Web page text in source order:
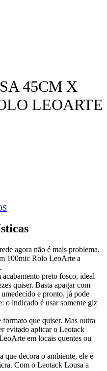
45CM X
LEOARTE
agora não é mais problema.
100mic Rolo LeoArte a
preto fosco, ideal
quiser. Basta apagar com
e pronto, já pode
o indicado é usar somente giz
que quiser. Mas outra
evitado aplicar o Leotack
em locais quentes ou
que decora o ambiente, ele é
Com o Leotack Lousa a